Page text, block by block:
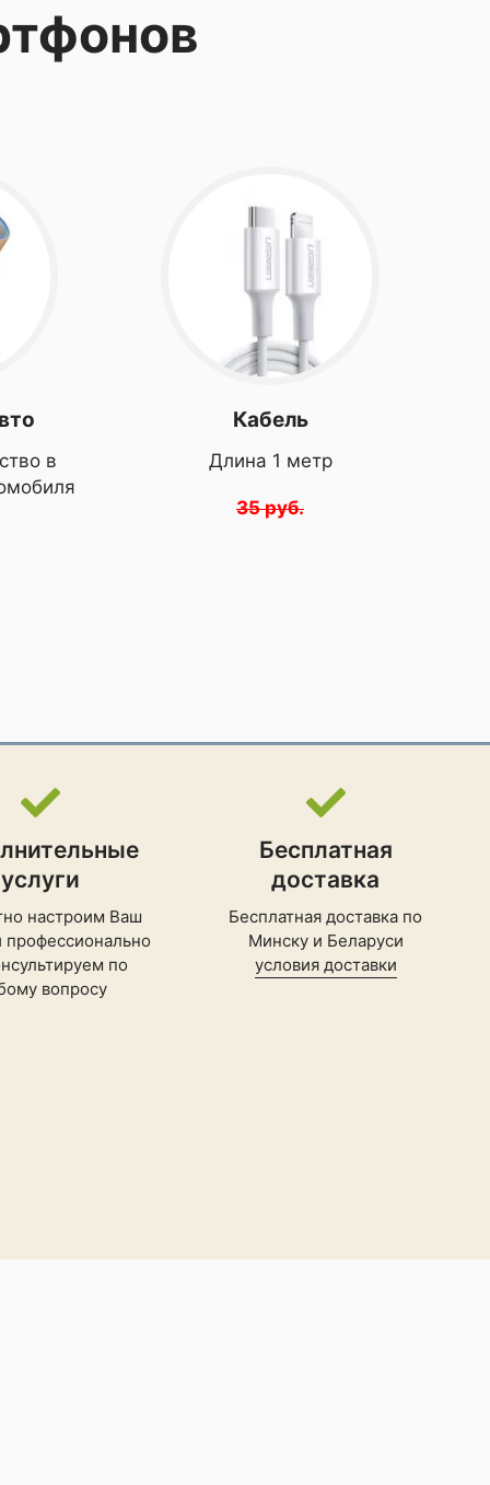
в
Кабель
Длина 1 метр
35 руб.
услуги
настроим Ваш
профессионально
по
вопросу
Бесплатная
доставка
Бесплатная доставка по
Минску и Беларуси
условия доставки